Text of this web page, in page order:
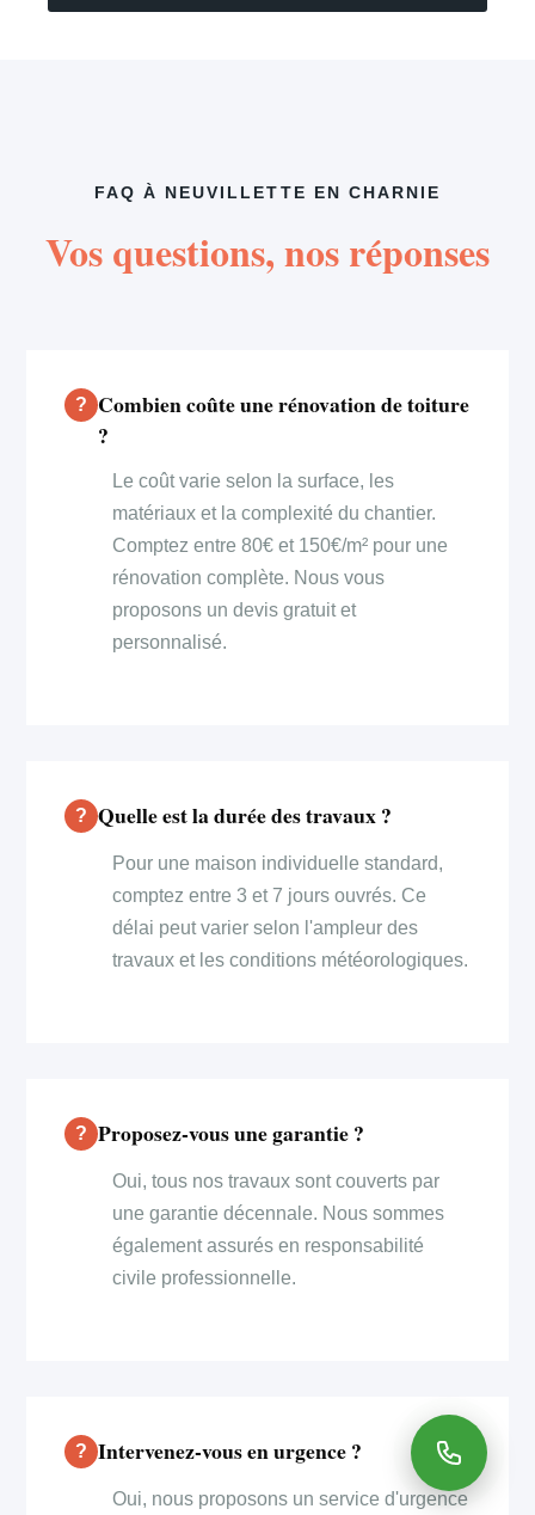
FAQ À NEUVILLETTE EN CHARNIE
Vos questions, nos réponses
Combien coûte une rénovation de toiture
?
Le coût varie selon la surface, les
matériaux et la complexité du chantier.
Comptez entre 80€ et 150€/m² pour une
rénovation complète. Nous vous
proposons un devis gratuit et
personnalisé.
Quelle est la durée des travaux ?
Pour une maison individuelle standard,
comptez entre 3 et 7 jours ouvrés. Ce
délai peut varier selon l'ampleur des
travaux et les conditions météorologiques.
Proposez-vous une garantie ?
Oui, tous nos travaux sont couverts par
une garantie décennale. Nous sommes
également assurés en responsabilité
civile professionnelle.
Intervenez-vous en urgence ?
Oui, nous proposons un service d'urgence